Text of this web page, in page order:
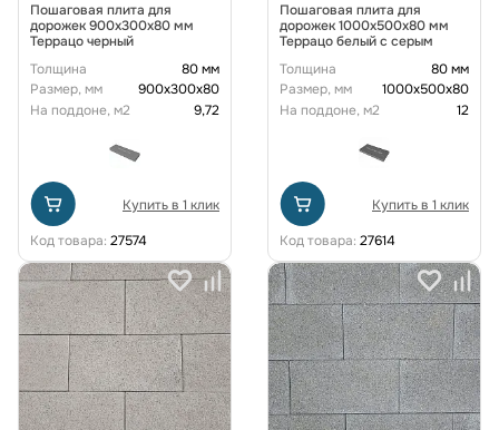
Пошаговая плита для
дорожек 900х300х80 мм
Террацо черный
Толщина
80 мм
Размер, мм
900x300x80
На поддоне, м2
9,72
Купить в 1 клик
Код товара: 27574
Пошаговая плита для
дорожек 1000х500х80 мм
Террацо белый с серым
Толщина
80 мм
Размер, мм
1000x500x80
На поддоне, м2
12
Купить в 1 клик
Код товара: 27614